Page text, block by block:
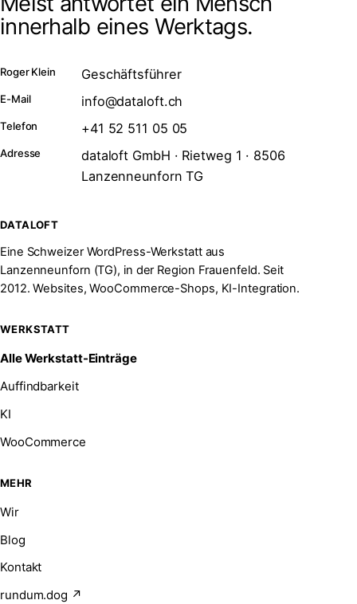
innerhalb eines Werktags.
Roger Klein Geschäftsführer
E-Mail info@dataloft.ch
Telefon +41 52 511 05 05
Adresse
dataloft GmbH · Rietweg 1 · 8506
Lanzenneunforn TG
DATALOFT
Eine Schweizer WordPress-Werkstatt aus
Lanzenneunforn (TG), in der Region Frauenfeld. Seit
2012. Websites, WooCommerce-Shops, KI-Integration.
WERKSTATT
Alle Werkstatt-Einträge
Auffindbarkeit
KI
WooCommerce
MEHR
Wir
Blog
Kontakt
rundum.dog ↗